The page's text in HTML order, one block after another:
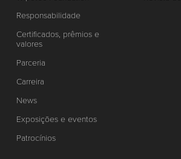
Responsabilidade
Certificados, prêmios e
valores
Parceria
Carreira
News
Exposições e eventos
Patrocínios